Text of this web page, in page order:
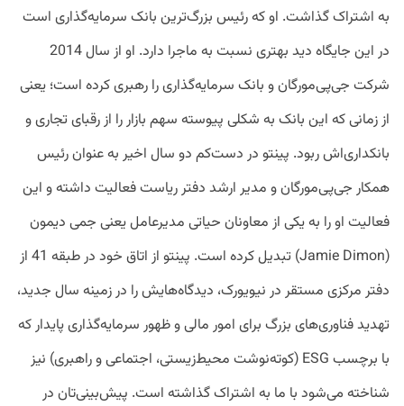
به اشتراک گذاشت. او که رئیس بزرگ‌ترین بانک سرمایه‌گذاری است
در این جایگاه دید بهتری نسبت به ماجرا دارد. او از سال 2014
شرکت جی‌پی‌مورگان و بانک سرمایه‌گذاری را رهبری کرده است؛ یعنی
از زمانی که این بانک به ‌شکلی پیوسته سهم بازار را از رقبای تجاری و
بانکداری‌اش ربود. پینتو در دست‌کم دو سال اخیر به ‌عنوان رئیس
همکار جی‌پی‌مورگان و مدیر ارشد دفتر ریاست فعالیت داشته و این
فعالیت او را به یکی از معاونان حیاتی مدیرعامل یعنی جمی دیمون
(Jamie Dimon) تبدیل کرده است. پینتو از اتاق خود در طبقه 41 از
دفتر مرکزی مستقر در نیویورک، دیدگاه‌هایش را در زمینه سال جدید،
تهدید فناوری‌های بزرگ برای امور مالی و ظهور سرمایه‌گذاری پایدار که
با برچسب ESG (کوته‌نوشت محیط‌زیستی، اجتماعی و راهبری) نیز
شناخته می‌شود با ما به اشتراک گذاشته است. پیش‌بینی‌تان در